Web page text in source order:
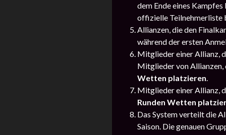
dem Ende eines
offizielle Teilnehmerliste
Allianzen, die den
während der ersten
Mitglieder einer Allianz,
Mitglieder von Allianzen,
Wetten platzieren.
Mitglieder einer Allianz,
Runden Wetten
Das System verteilt die
Saison. Die genauen